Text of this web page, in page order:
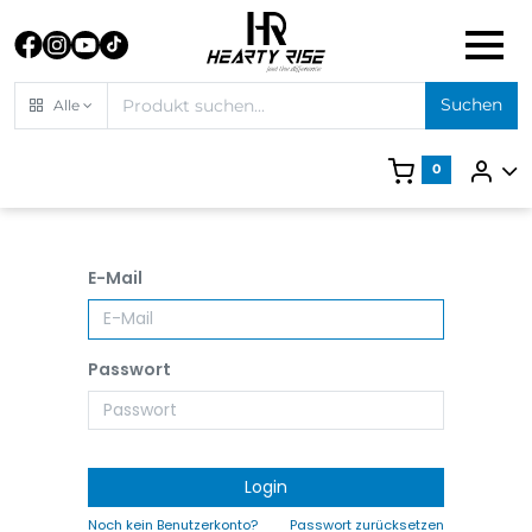
Alle Suchen
0
E-Mail
Passwort
Login
Noch kein Benutzerkonto? Passwort zurücksetzen